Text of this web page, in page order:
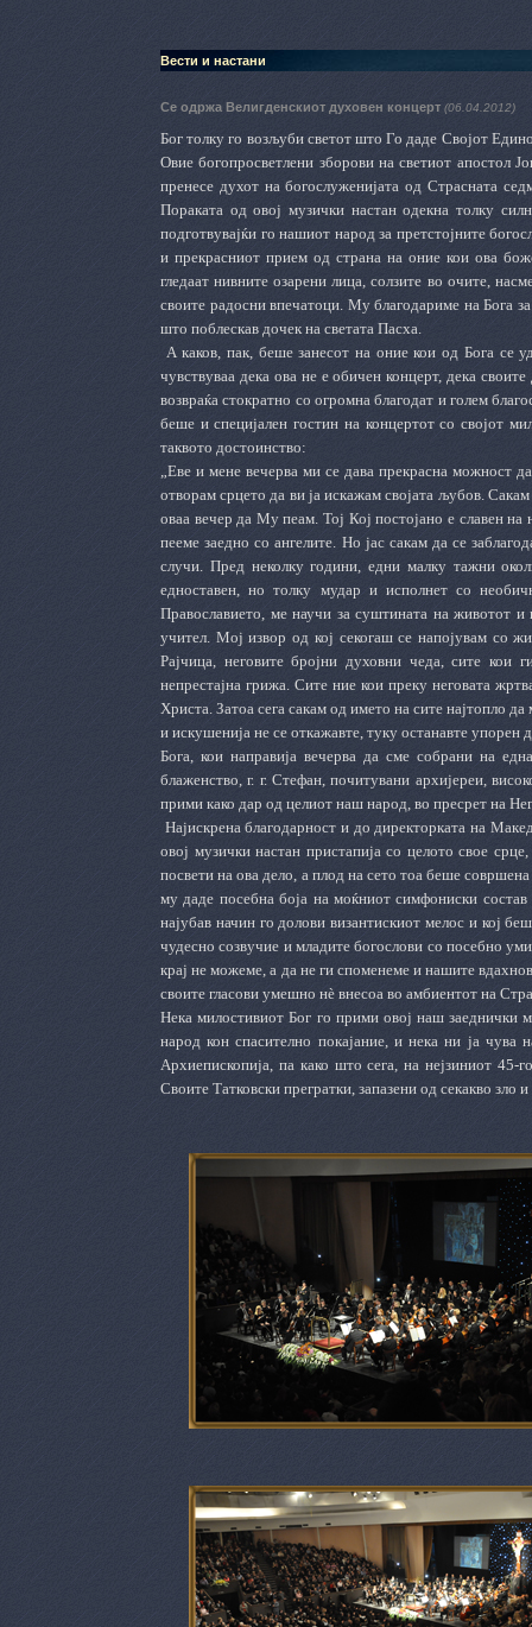
Вести и настани
Се одржа Велигденскиот духовен концерт (06.04.2012)
Бог толку го возљуби светот што Го даде Својот
Овие богопросветлени зборови на светиот апостол
пренесе духот на богослуженијата од Страсната
Пораката од овој музички настан одекна толку
подготвувајќи го нашиот народ за претстојните
и прекрасниот прием од страна на оние кои ова
гледаат нивните озарени лица, солзите во очите,
своите радосни впечатоци. Му благодариме на Бога
што поблескав дочек на светата Пасха.
А каков, пак, беше занесот на оние кои од Бога се
чувствуваа дека ова не е обичен концерт, дека
возвраќа стократно со огромна благодат и голем
беше и специјален гостин на концертот со својот
таквото достоинство:
„Еве и мене вечерва ми се дава прекрасна можност
отворам срцето да ви ја искажам својата љубов.
оваа вечер да Му пеам. Тој Кој постојано е славен
пееме заедно со ангелите. Но јас сакам да се
случи. Пред неколку години, едни малку тажни
едноставен, но толку мудар и исполнет со
Православието, ме научи за суштината на животот
учител. Мој извор од кој секогаш се напојувам со
Рајчица, неговите бројни духовни чеда, сите кои
непрестајна грижа. Сите ние кои преку неговата
Христа. Затоа сега сакам од името на сите најтопло
и искушенија не се откажавте, туку останавте
Бога, кои направија вечерва да сме собрани на
блаженство, г. г. Стефан, почитувани архијереи,
прими како дар од целиот наш народ, во пресрет на
Најискрена благодарност и до директорката на
овој музички настан пристапија со целото свое
посвети на ова дело, а плод на сето тоа беше
му даде посебна боја на моќниот симфониски
најубав начин го долови византискиот мелос и кој
чудесно созвучие и младите богослови со посебно
крај не можеме, а да не ги споменеме и нашите
своите гласови умешно нѐ внесоа во амбиентот на
Нека милостивиот Бог го прими овој наш заеднички
народ кон спасително покајание, и нека ни ја чува
Архиепископија, па како што сега, на нејзиниот
Своите Татковски прегратки, запазени од секакво зло